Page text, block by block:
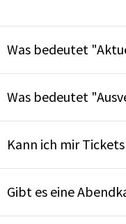
Was bedeutet
Was bedeutet
Kann ich mir
Gibt es eine